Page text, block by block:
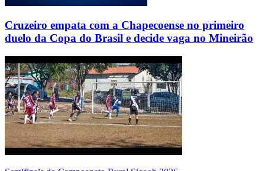
Cruzeiro empata com a Chapecoense no primeiro
duelo da Copa do Brasil e decide vaga no Mineirão